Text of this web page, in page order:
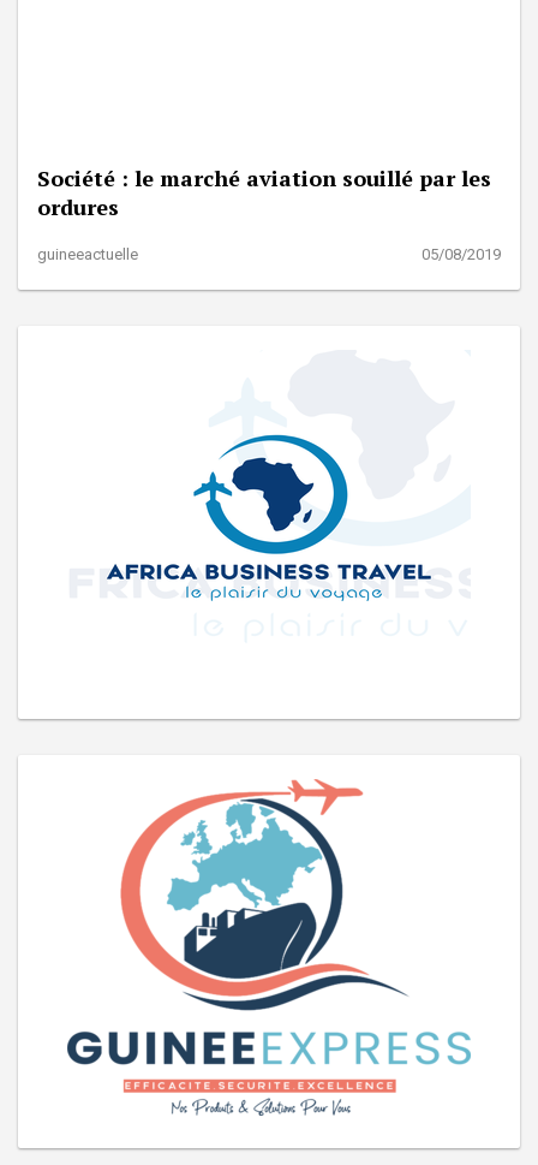
Société : le marché aviation souillé par les
ordures
guineeactuelle 05/08/2019